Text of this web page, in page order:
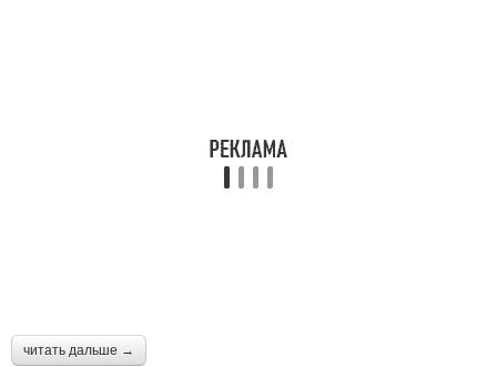
читать дальше →